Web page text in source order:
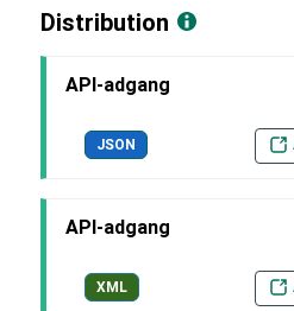
Distribution
API-adgang
JSON
API-adgang
XML